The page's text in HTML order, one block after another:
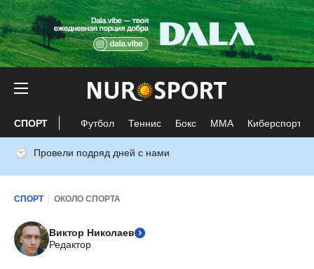
СПОРТ Футбол Теннис Бокс ММА Киберспорт
Провели подряд дней с нами
СПОРТ ОКОЛО СПОРТА
Виктор Николаев
Редактор